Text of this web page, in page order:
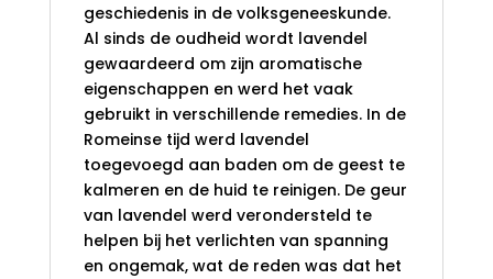
geschiedenis in de volksgeneeskunde.
Al sinds de oudheid wordt lavendel
gewaardeerd om zijn aromatische
eigenschappen en werd het vaak
gebruikt in verschillende remedies. In de
Romeinse tijd werd lavendel
toegevoegd aan baden om de geest te
kalmeren en de huid te reinigen. De geur
van lavendel werd verondersteld te
helpen bij het verlichten van spanning
en ongemak, wat de reden was dat het